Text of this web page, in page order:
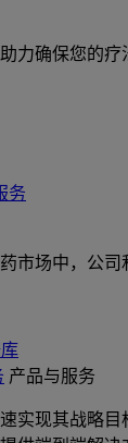
力确保您的疗
务
市场中，公
产品与服务
实现其战略